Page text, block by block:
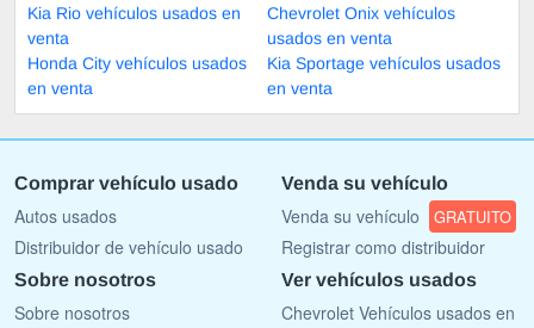
Kia Rio vehículos usados en
venta
Chevrolet Onix vehículos
usados en venta
Honda City vehículos usados
en venta
Kia Sportage vehículos usados
en venta
Comprar vehículo usado
Autos usados
Distribuidor de vehículo usado
Venda su vehículo
Venda su vehículo GRATUITO
Registrar como distribuidor
Sobre nosotros
Sobre nosotros
Ver vehículos usados
Chevrolet Vehículos usados en